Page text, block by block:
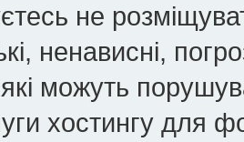
не
ненависні,
можуть
хостингу для